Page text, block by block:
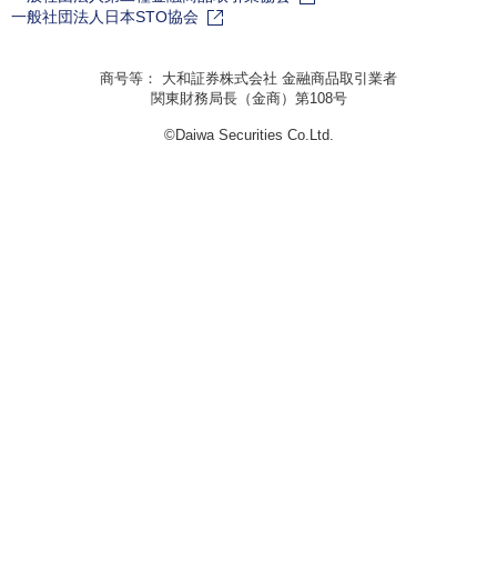
一般社団法人日本STO協会
商号等： 大和証券株式会社 金融商品取引業者
関東財務局長（金商）第108号
©Daiwa Securities Co.Ltd.